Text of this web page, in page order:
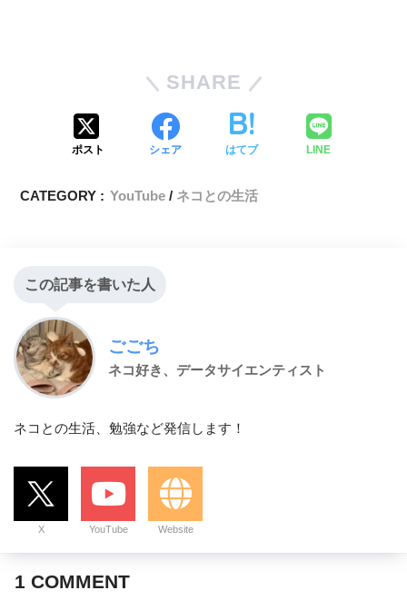
SHARE
ポスト シェア はてブ LINE
CATEGORY : YouTube ネコとの生活
この記事を書いた人
ごごち
ネコ好き、データサイエンティスト
ネコとの生活、勉強など発信します！
X YouTube Website
1 COMMENT